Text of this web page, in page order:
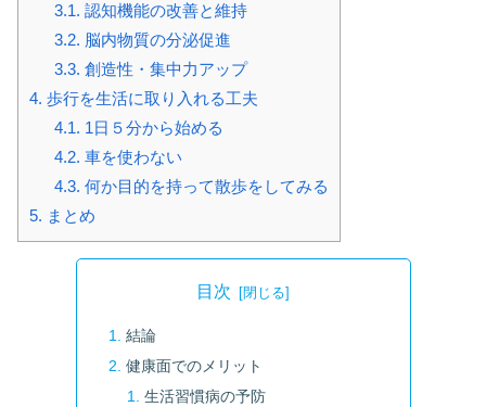
3.1. 認知機能の改善と維持
3.2. 脳内物質の分泌促進
3.3. 創造性・集中力アップ
4. 歩行を生活に取り入れる工夫
4.1. 1日５分から始める
4.2. 車を使わない
4.3. 何か目的を持って散歩をしてみる
5. まとめ
目次
結論
健康面でのメリット
生活習慣病の予防